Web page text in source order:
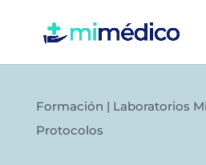
Formación | Laboratorios
Protocolos